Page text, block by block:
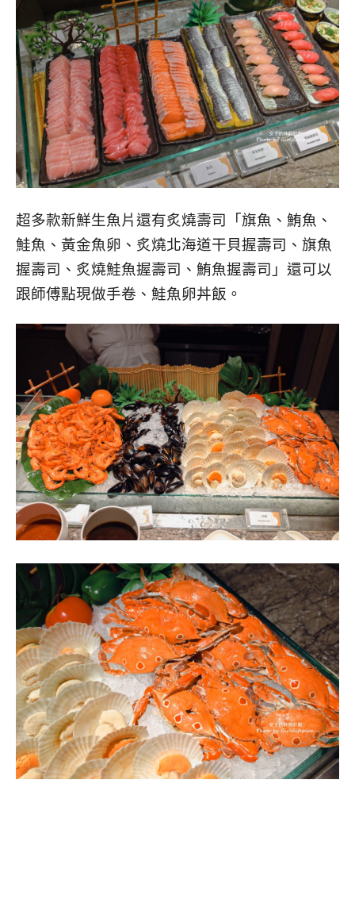
超多款新鮮生魚片還有炙燒壽司「旗魚、鮪魚、
鮭魚、黃金魚卵、炙燒北海道干貝握壽司、旗魚
握壽司、炙燒鮭魚握壽司、鮪魚握壽司」還可以
跟師傅點現做手卷、鮭魚卵丼飯。